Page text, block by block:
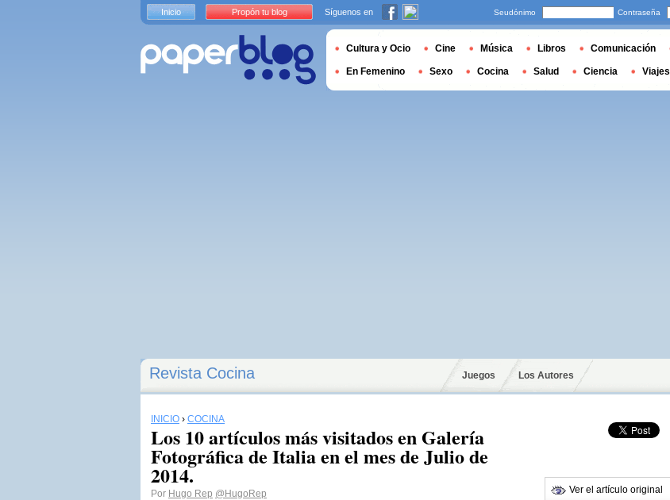
Revista Cocina Juegos Los Autores
INICIO › COCINA
Los 10 artículos más visitados en Galería
Fotográfica de Italia en el mes de Julio de
2014.
Por Hugo Rep @HugoRep Ver el artículo original
Inicio Propón tu blog Síguenos en Seudónimo Contraseña
Cultura y Ocio Cine Música Libros Comunicación
En Femenino Sexo Cocina Salud Ciencia Viajes